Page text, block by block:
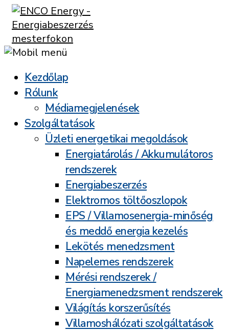
Kezdőlap
Rólunk
Médiamegjelenések
Szolgáltatások
Üzleti energetikai megoldások
Energiatárolás / Akkumulátoros
rendszerek
Energiabeszerzés
Elektromos töltőoszlopok
EPS / Villamosenergia-minőség
és meddő energia kezelés
Lekötés menedzsment
Napelemes rendszerek
Mérési rendszerek /
Energiamenedzsment rendszerek
Világítás korszerűsítés
Villamoshálózati szolgáltatások